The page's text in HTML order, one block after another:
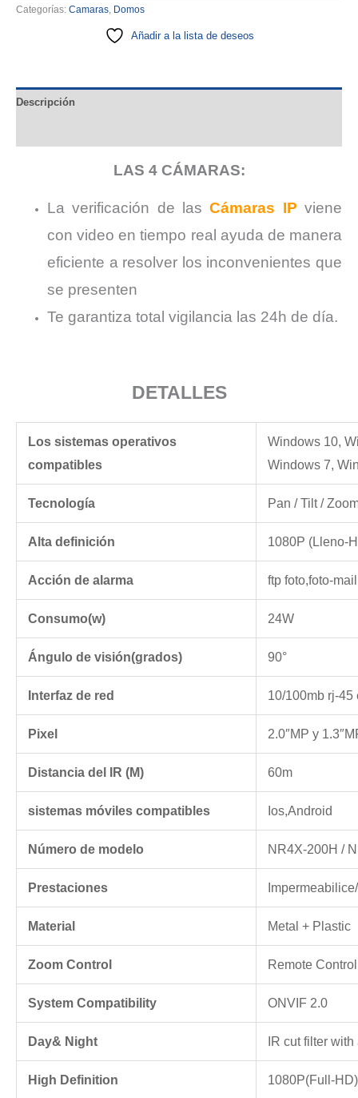
IP94HK
Categorías: Camaras Domos
Añadir a la lista de deseos
Descripción
LAS 4 CÁMARAS:
La verificación de lasCámaras IP viene
con video en tiempo real ayuda de manera
eficiente a resolver los inconvenientes que
se presenten
Te garantiza total vigilancia las 24h de día.
DETALLES
Los sistemas operativos
compatibles
Windows 10,
Windows 7,
Tecnología Pan / Tilt /
Alta definición 1080P (Lleno-
Acción de alarma ftp foto,foto-mail
Consumo(w) 24W
Ángulo de visión(grados) 90°
Interfaz de red 10/100mb rj-45
Pixel 2.0″MP y
Distancia del IR (M) 60m
sistemas móviles compatibles Ios,Android
Número de modelo NR4X-200H /
Prestaciones
Material Metal + Plastic
Zoom Control Remote
System Compatibility ONVIF 2.0
Day& Night IR cut filter
High Definition 1080P(Full-HD)